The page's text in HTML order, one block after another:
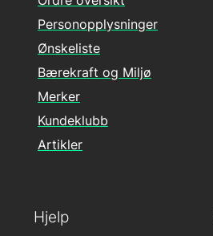
Hjelp
Personopplysninger
Ønskeliste
Bærekraft og Miljø
Merker
Kundeklubb
Artikler